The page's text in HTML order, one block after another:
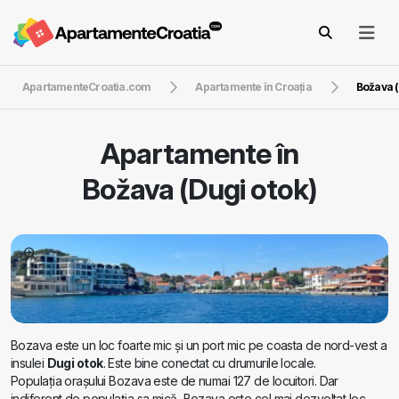
ApartamenteCroatia.com Apartamente în Croaţia Božava
Apartamente în
Božava (Dugi otok)
Bozava este un loc foarte mic și un port mic pe coasta de nord-vest a
insulei Dugi otok. Este bine conectat cu drumurile locale.
Populația orașului Bozava este de numai 127 de locuitori. Dar